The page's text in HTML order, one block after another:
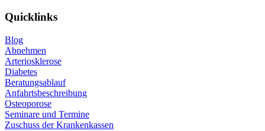
Quicklinks
Blog
Abnehmen
Arteriosklerose
Diabetes
Beratungsablauf
Anfahrtsbeschreibung
Osteoporose
Seminare und Termine
Zuschuss der Krankenkassen